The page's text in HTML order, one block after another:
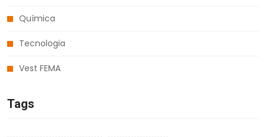
Química
Tecnologia
Vest FEMA
Tags